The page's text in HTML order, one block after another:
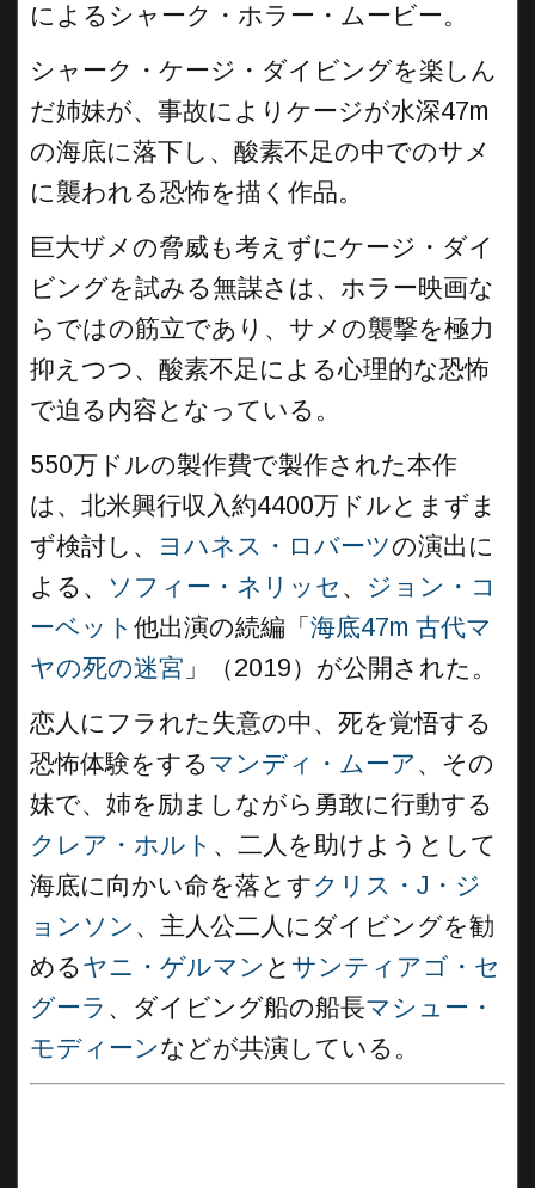
によるシャーク・ホラー・ムービー。
シャーク・ケージ・ダイビングを楽しん
だ姉妹が、事故によりケージが水深47m
の海底に落下し、酸素不足の中でのサメ
に襲われる恐怖を描く作品。
巨大ザメの脅威も考えずにケージ・ダイ
ビングを試みる無謀さは、ホラー映画な
らではの筋立であり、サメの襲撃を極力
抑えつつ、酸素不足による心理的な恐怖
で迫る内容となっている。
550万ドルの製作費で製作された本作
は、北米興行収入約4400万ドルとまずま
ず検討し、
ヨハネス・ロバーツの演出に
よる、
ソフィー・ネリッセ 、 ジョン・コ
ーベット 他出演の続編「 海底47m 古代マ
ヤの死の迷宮 」（2019）が公開された。
恋人にフラれた失意の中、死を覚悟する
恐怖体験をするマンディ・ムーア、その
妹で、姉を励ましながら勇敢に行動する
クレア・ホルト 、二人を助けようとして
海底に向かい命を落とすクリス・J・ジ
ョンソン 、主人公二人にダイビングを勧
めるヤニ・ゲルマン と サンティアゴ・セ
グーラ 、ダイビング船の船長マシュー・
モディーンなどが共演している。